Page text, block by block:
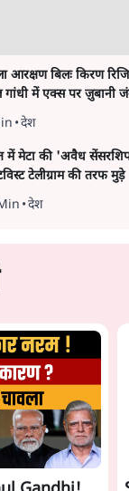
आरक्षण बिलः किरण
गांधी में एक्स पर ज़ुबानी
•देश
में मेटा की 'अवैध
टेलीग्राम की तरफ मुड़े
•देश